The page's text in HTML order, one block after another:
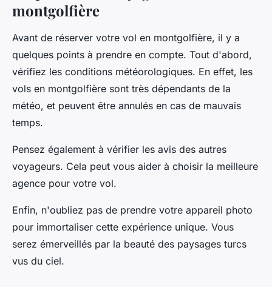
montgolfière
Avant de réserver votre vol en montgolfière, il y a
quelques points à prendre en compte. Tout d'abord,
vérifiez les conditions météorologiques. En effet, les
vols en montgolfière sont très dépendants de la
météo, et peuvent être annulés en cas de mauvais
temps.
Pensez également à vérifier les avis des autres
voyageurs. Cela peut vous aider à choisir la meilleure
agence pour votre vol.
Enfin, n'oubliez pas de prendre votre appareil photo
pour immortaliser cette expérience unique. Vous
serez émerveillés par la beauté des paysages turcs
vus du ciel.